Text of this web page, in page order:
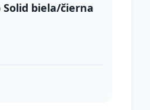
Solid biela/čierna